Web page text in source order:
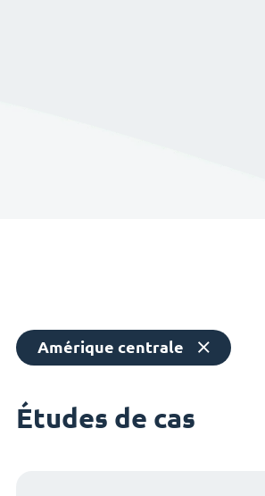
Amérique centrale
Études de cas